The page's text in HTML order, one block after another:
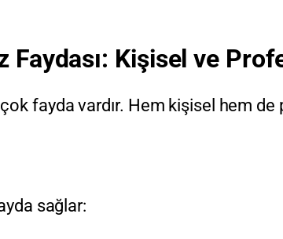
Faydası: Kişisel ve
fayda vardır. Hem kişisel hem
sağlar: